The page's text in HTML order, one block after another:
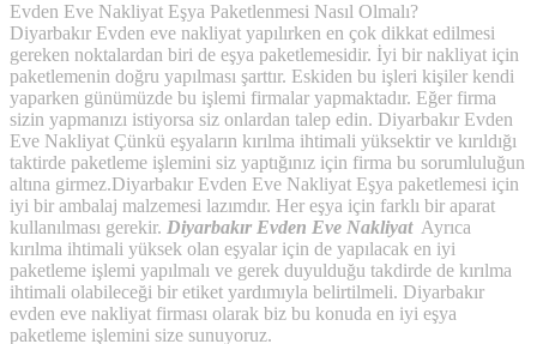
Evden Eve Nakliyat Eşya Paketlenmesi Nasıl Olmalı?
Diyarbakır Evden eve nakliyat yapılırken en çok dikkat edilmesi
gereken noktalardan biri de eşya paketlemesidir. İyi bir nakliyat için
paketlemenin doğru yapılması şarttır. Eskiden bu işleri kişiler kendi
yaparken günümüzde bu işlemi firmalar yapmaktadır. Eğer firma
sizin yapmanızı istiyorsa siz onlardan talep edin. Diyarbakır Evden
Eve Nakliyat Çünkü eşyaların kırılma ihtimali yüksektir ve kırıldığı
taktirde paketleme işlemini siz yaptığınız için firma bu sorumluluğun
altına girmez.Diyarbakır Evden Eve Nakliyat Eşya paketlemesi için
iyi bir ambalaj malzemesi lazımdır. Her eşya için farklı bir aparat
kullanılması gerekir. Diyarbakır Evden Eve Nakliyat Ayrıca
kırılma ihtimali yüksek olan eşyalar için de yapılacak en iyi
paketleme işlemi yapılmalı ve gerek duyulduğu takdirde de kırılma
ihtimali olabileceği bir etiket yardımıyla belirtilmeli. Diyarbakır
evden eve nakliyat firması olarak biz bu konuda en iyi eşya
paketleme işlemini size sunuyoruz.